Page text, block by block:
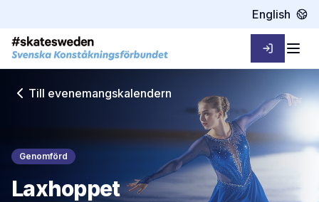
English
Logga in
Till evenemangskalendern
Genomförd
Laxhoppet